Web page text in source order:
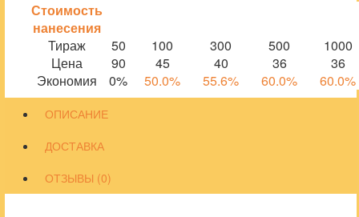
Стоимость
нанесения
Тираж
50 100 300 500
1000
Цена
90 45 40 36
36
Экономия
0% 50.0% 55.6% 60.0% 60.0%
ОПИСАНИЕ
ДОСТАВКА
ОТЗЫВЫ (0)